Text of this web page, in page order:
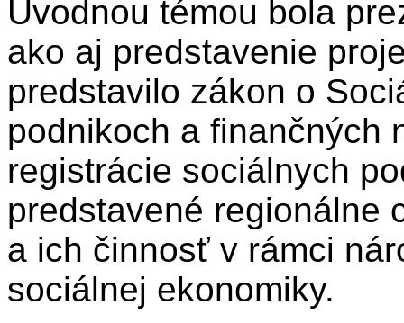
Úvodnou témou bola
ako aj predstavenie
predstavilo zákon o
podnikoch a finančných
registrácie sociálnych
predstavené regionálne
a ich činnosť v rámci
sociálnej ekonomiky.